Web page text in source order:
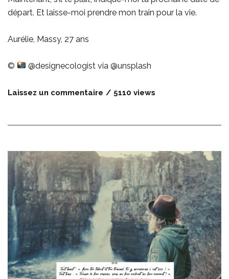
départ. Et laisse-moi prendre mon train pour la vie.
Aurélie, Massy, 27 ans
© @designecologist via@unsplash
Laissez un commentaire 5110 views